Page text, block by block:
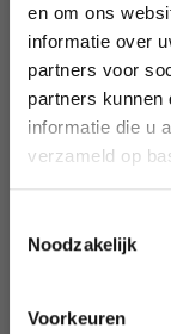
en om ons
informatie over
partners voor
partners kunnen
informatie die u
verzameld op
Noodzakelijk
Voorkeuren
TAILLES:
S – M – L – XL –
FOURNITURES:
DROPS KID-
200-225-250-
14 mailles en
3 fils = 10 x 10 cm.
AIGUILLES
Soyez le